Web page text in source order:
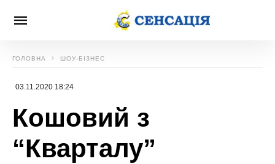
ГОЛОВНА ШОУ-БІЗНЕС
03.11.2020 18:24
Кошовий з
“Кварталу”